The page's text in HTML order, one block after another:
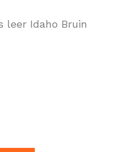
leer Idaho Bruin